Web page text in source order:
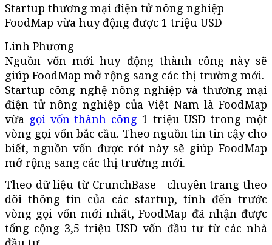
Startup thương mại điện tử nông nghiệp
FoodMap vừa huy động được 1 triệu USD
Linh Phương
Nguồn vốn mới huy động thành công này sẽ
giúp FoodMap mở rộng sang các thị trường mới.
Startup công nghệ nông nghiệp và thương mại
điện tử nông nghiệp của Việt Nam là FoodMap
vừa gọi vốn thành công 1 triệu USD trong một
vòng gọi vốn bắc cầu. Theo nguồn tin tin cậy cho
biết, nguồn vốn được rót này sẽ giúp FoodMap
mở rộng sang các thị trường mới.
Theo dữ liệu từ CrunchBase - chuyên trang theo
dõi thông tin của các startup, tính đến trước
vòng gọi vốn mới nhất, FoodMap đã nhận được
tổng cộng 3,5 triệu USD vốn đầu tư từ các nhà